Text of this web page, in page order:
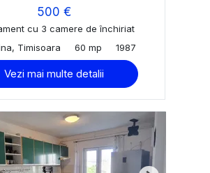
500 €
cu 3 camere de închiriat
Timisoara
60 mp 1987
Vezi mai multe detalii